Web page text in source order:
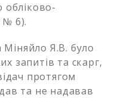
обліково-
№ 6).
Я.В. було
запитів та скарг,
протягом
та не надавав